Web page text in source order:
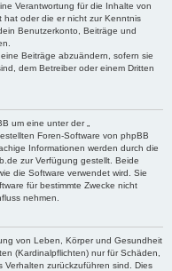
Verantwortung für die Inhalte von
hat oder die er nicht zur Kenntnis
Benutzerkonto, Beiträge und
Beiträge abzuändern, sofern sie
dem Betreiber oder einem Dritten
um eine unter der „
Foren-Software von phpBB
Informationen werden durch die
zur Verfügung gestellt. Beide
die Software verwendet wird. Sie
für bestimmte Zwecke nicht
nehmen.
von Leben, Körper und Gesundheit
(Kardinalpflichten) nur für Schäden,
zurückzuführen sind. Dies